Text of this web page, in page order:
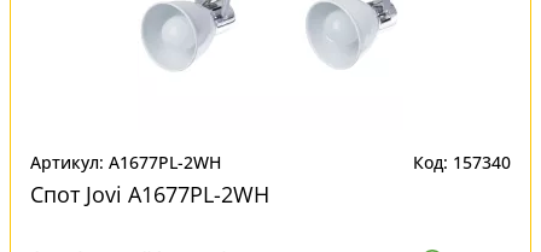
Артикул: A1677PL-2WH Код: 157340
Спот Jovi A1677PL-2WH